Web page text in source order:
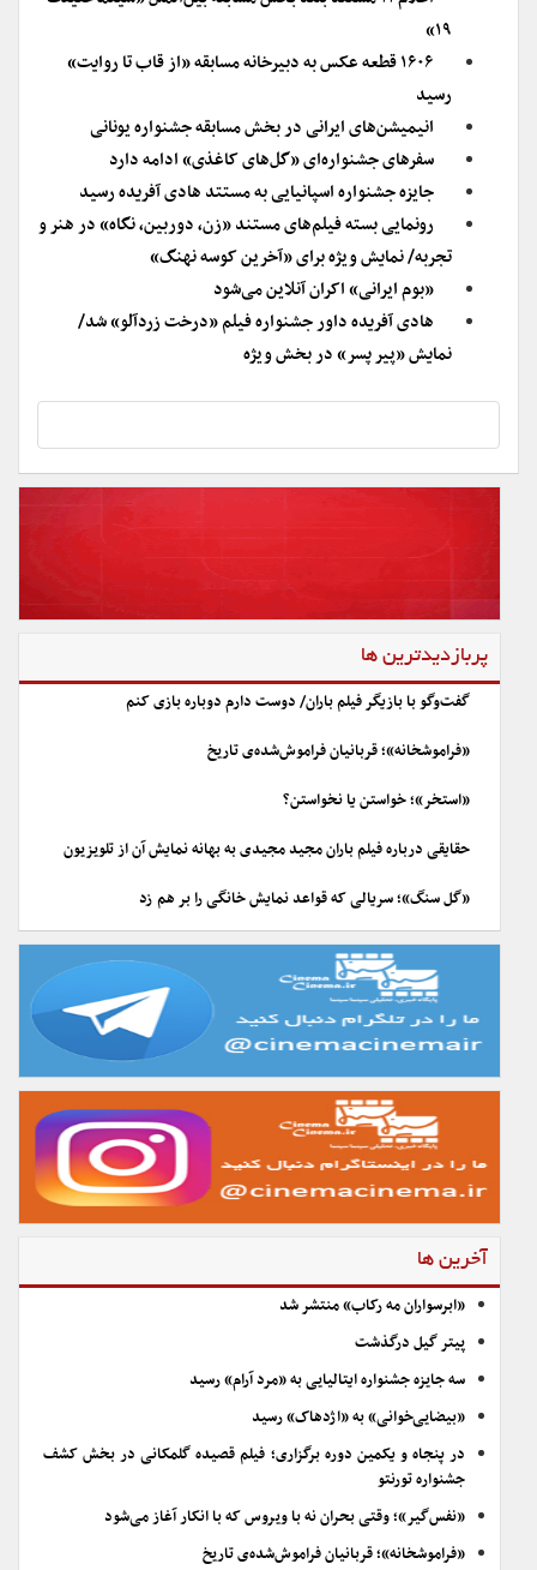
۱۹»
۱۶۰۶ قطعه عکس به دبیرخانه مسابقه «از قاب تا روایت»
رسید
انیمیشن‌های ایرانی در بخش مسابقه جشنواره یونانی
سفرهای جشنواره‌ای «گل‌های کاغذی» ادامه دارد
جایزه جشنواره اسپانیایی به مستتد هادی آفریده رسید
رونمایی بسته فیلم‌های مستند «زن، دوربین، نگاه» در هنر و
تجربه/ نمایش ویژه برای «آخرین کوسه نهنگ»
«بوم ایرانی» اکران آنلاین می‌شود
هادی آفریده داور جشنواره فیلم «درخت زردآلو» شد/
نمایش «پیر پسر» در بخش ویژه
پربازدیدترین ها
گفت‌وگو با بازیگر فیلم باران/ دوست دارم دوباره بازی کنم
«فراموشخانه»؛ قربانیان فراموش‌شده‌ی تاریخ
«استخر»؛ خواستن یا نخواستن؟
حقایقی درباره فیلم باران مجید مجیدی به بهانه نمایش آن از تلویزیون
«گل سنگ»؛ سریالی که قواعد نمایش خانگی را بر هم زد
آخرین ها
«ابرسواران مه رکاب» منتشر شد
پیتر گیل درگذشت
سه جایزه جشنواره ایتالیایی به «مرد آرام» رسید
«بیضایی‌خوانی» به «اژدهاک» رسید
در پنجاه و یکمین دوره برگزاری؛ فیلم قصیده گلمکانی در بخش کشف
جشنواره تورنتو
«نفس‌گیر»؛ وقتی بحران نه با ویروس که با انکار آغاز می‌شود
«فراموشخانه»؛ قربانیان فراموش‌شده‌ی تاریخ